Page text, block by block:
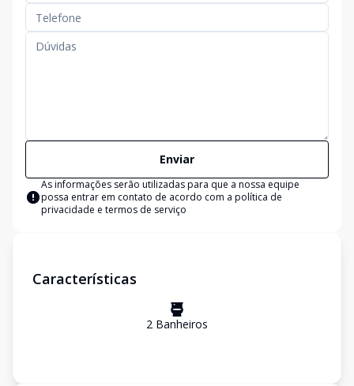
Enviar
As informações serão utilizadas para que a nossa equipe
possa entrar em contato de acordo com a política de
privacidade e termos de serviço
Características
2 Banheiros